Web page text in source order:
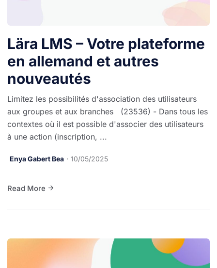
Lära LMS – Votre plateforme
en allemand et autres
nouveautés
Limitez les possibilités d'association des utilisateurs
aux groupes et aux branches (23536) - Dans tous les
contextes où il est possible d'associer des utilisateurs
à une action (inscription, ...
Enya Gabert Bea 10/05/2025
Read More